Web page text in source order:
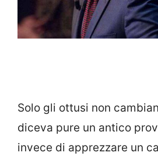
Solo gli ottusi non
diceva pure un antico
invece di apprezzare un